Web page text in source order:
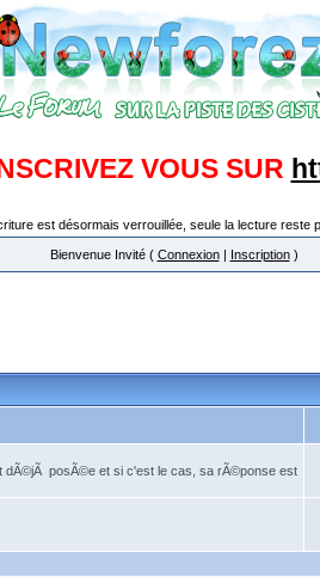
VOUS SUR
est désormais verrouillée, seule la lecture reste
Bienvenue Invité ( Connexion| Inscription)
dÃ©jÃ posÃ©e et si c'est le cas, sa rÃ©ponse est